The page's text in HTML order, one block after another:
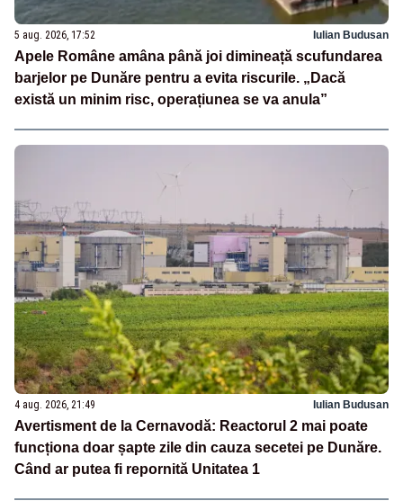
5 aug. 2026, 17:52 Iulian Budusan
Apele Române amâna până joi dimineață scufundarea
barjelor pe Dunăre pentru a evita riscurile. „Dacă
există un minim risc, operațiunea se va anula”
4 aug. 2026, 21:49 Iulian Budusan
Avertisment de la Cernavodă: Reactorul 2 mai poate
funcționa doar șapte zile din cauza secetei pe Dunăre.
Când ar putea fi repornită Unitatea 1